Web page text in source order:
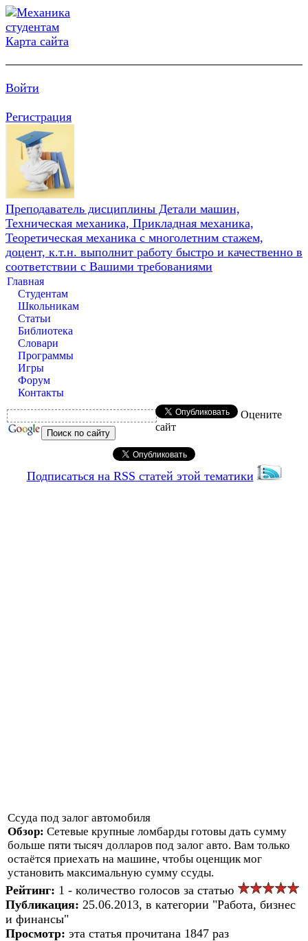
Карта сайта
Войти
Регистрация
Преподаватель дисциплины Детали машин,
Техническая механика, Прикладная механика,
Теоретическая механика с многолетним стажем,
доцент, к.т.н. выполнит работу быстро и качественно в
соответствии с Вашими требованиями
Главная
Студентам
Школьникам
Статьи
Библиотека
Словари
Программы
Игры
Форум
Контакты
Оцените
сайт
Подписаться на RSS статей этой тематики
Ссуда под залог автомобиля
Обзор: Сетевые крупные ломбарды готовы дать сумму
больше пяти тысяч долларов под залог авто. Вам только
остаётся приехать на машине, чтобы оценщик мог
установить максимальную сумму ссуды.
Рейтинг: 1 - количество голосов за статью
Публикация: 25.06.2013, в категории "Работа, бизнес
и финансы"
Просмотр: эта статья прочитана 1847 раз